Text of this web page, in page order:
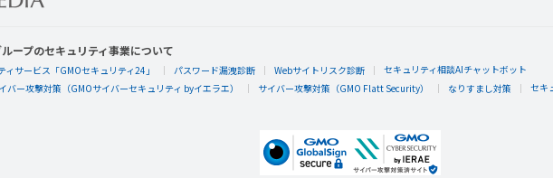
ープのセキュリティ事業について
サービス「GMOセキュリティ24」 パスワード漏洩診断 Webサイトリスク診断
セキュリティ相談AIチャットボット
バー攻撃対策（GMOサイバーセキュリティ byイエラエ） サイバー攻撃対策（GMO Flatt Security） なりすまし対策 セキ